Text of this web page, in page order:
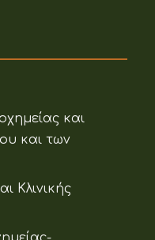
και
και των
Κλινικής